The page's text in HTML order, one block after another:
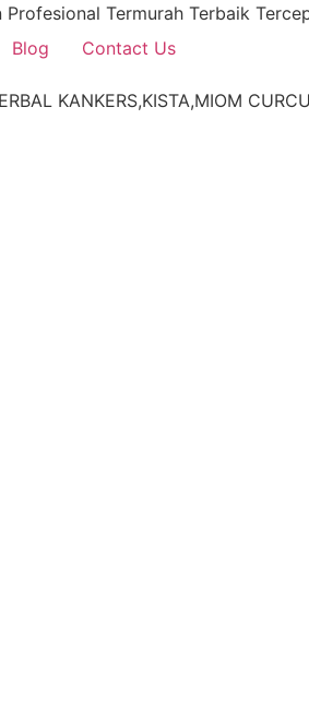
Termurah Terbaik
Blog Contact Us
KANKERS,KISTA,MIOM